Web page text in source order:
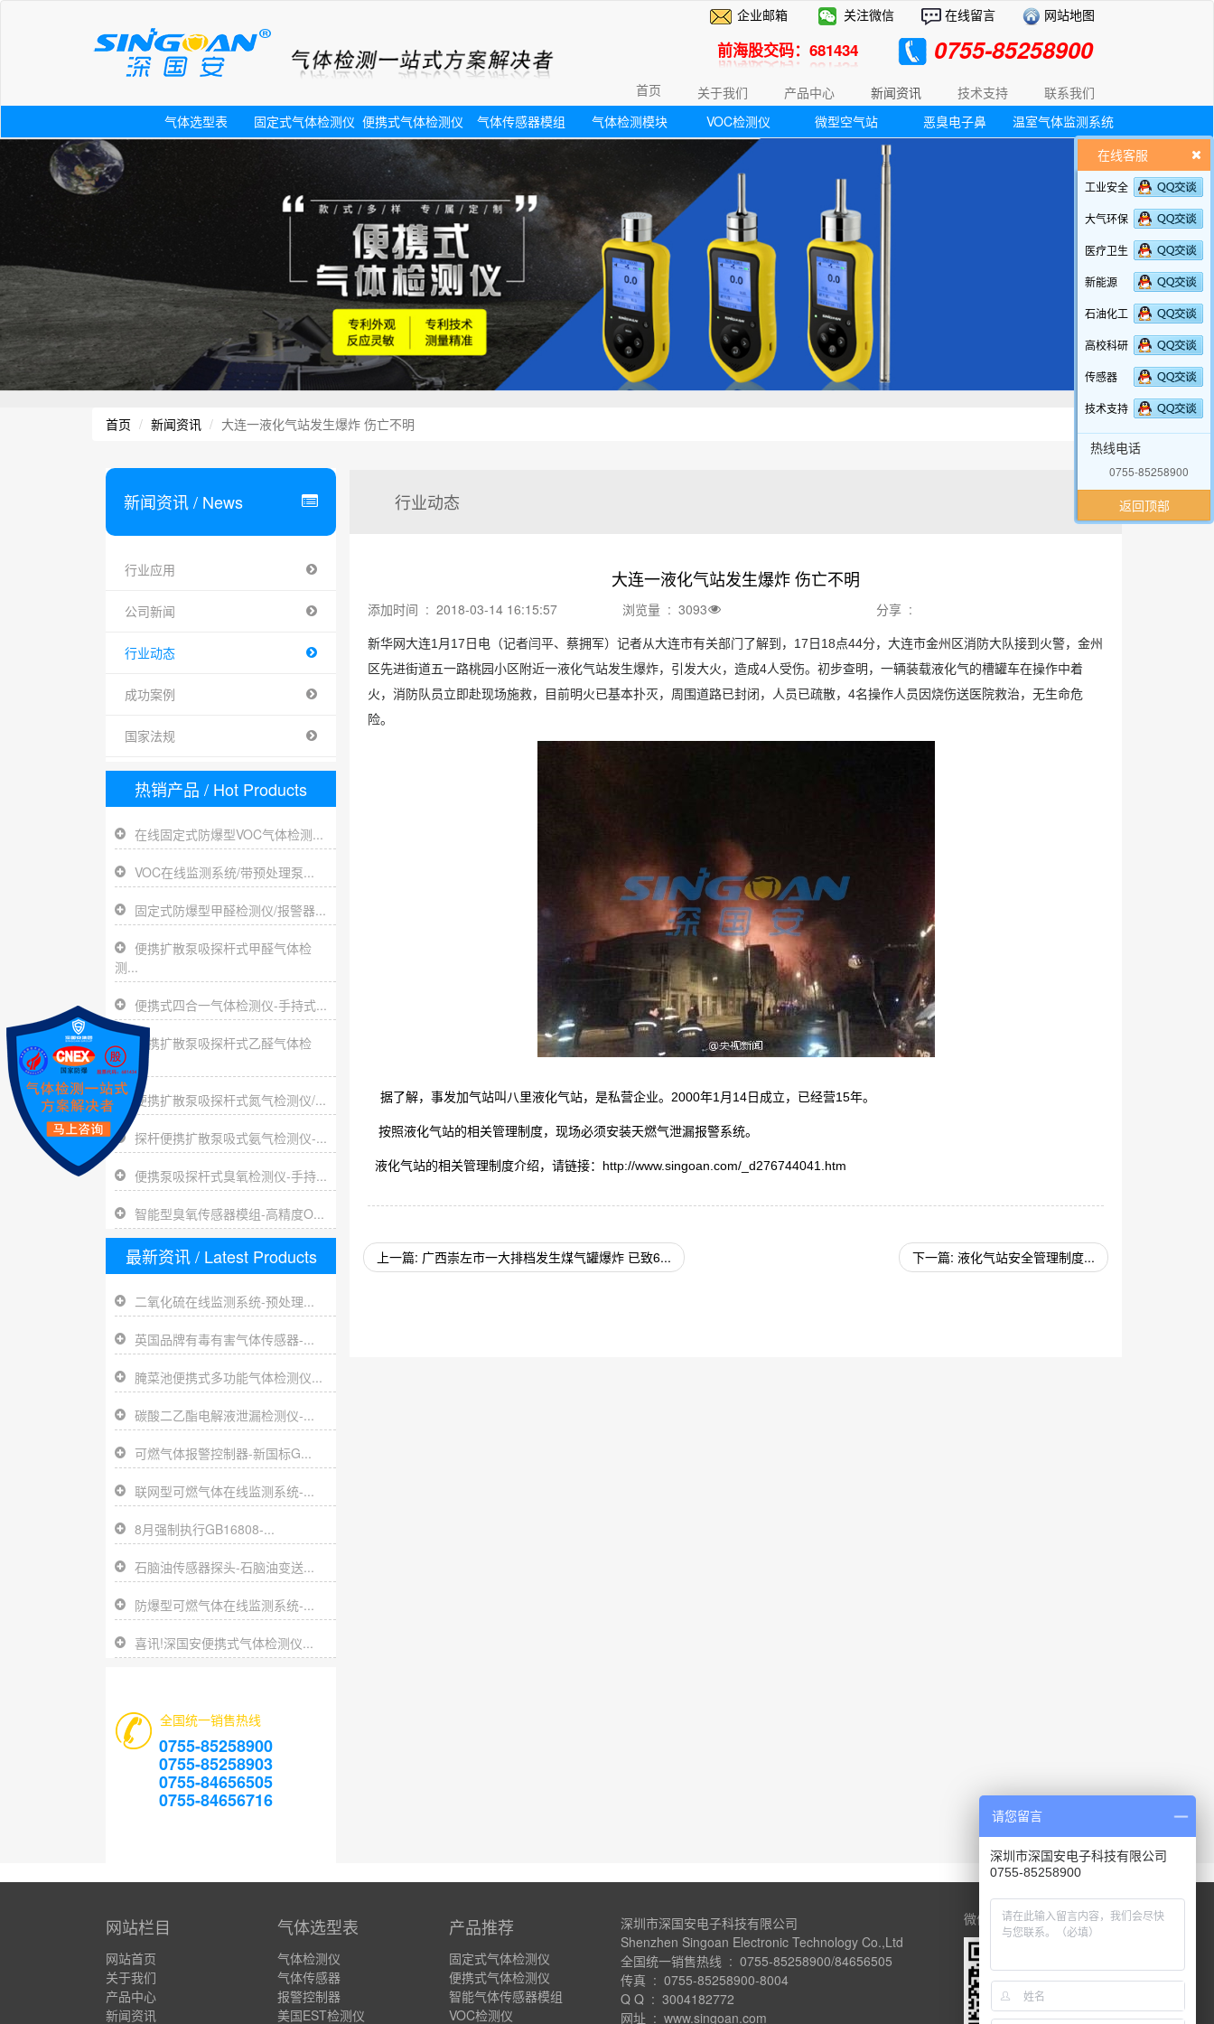
企业邮箱 关注微信 在线留言 网站地图
前海股交码：681434 0755-85258900
首页 关于我们 产品中心 新闻资讯 技术支持
联系我们
气体选型表
固定式气体检测仪 便携式气体检测仪 气体传感器模组 气体检测模块 VOC检测仪 微型空气站 恶臭电子鼻 温室气体监测系统
首页 新闻资讯 大连一液化气站发生爆炸 伤亡不明
新闻资讯/ News
行业应用
公司新闻
行业动态
成功案例
国家法规
热销产品 / Hot Products
在线固定式防爆型VOC气体检测...
VOC在线监测系统/带预处理泵...
固定式防爆型甲醛检测仪/报警器...
便携扩散泵吸探杆式甲醛气体检
测...
便携式四合一气体检测仪-手持式...
便携扩散泵吸探杆式乙醛气体检
测...
便携扩散泵吸探杆式氮气检测仪/...
探杆便携扩散泵吸式氨气检测仪-...
便携泵吸探杆式臭氧检测仪-手持...
智能型臭氧传感器模组-高精度O...
最新资讯/ Latest Products
二氧化硫在线监测系统-预处理...
英国品牌有毒有害气体传感器-...
腌菜池便携式多功能气体检测仪...
碳酸二乙酯电解液泄漏检测仪-...
可燃气体报警控制器-新国标G...
联网型可燃气体在线监测系统-...
8月强制执行GB16808-...
石脑油传感器探头-石脑油变送...
防爆型可燃气体在线监测系统-...
喜讯!深国安便携式气体检测仪...
全国统一销售热线
0755-85258900
0755-85258903
0755-84656505
0755-84656716
行业动态
大连一液化气站发生爆炸 伤亡不明
添加时间 : 2018-03-14 16:15:57 浏览量 : 3093 分享 :
新华网大连1月17日电（记者闫平、蔡拥军）记者从大连市有关部门了解到，17日18点44分，大连市金州区消防大队接到火警，金州
区先进街道五一路桃园小区附近一液化气站发生爆炸，引发大火，造成4人受伤。初步查明，一辆装载液化气的槽罐车在操作中着
火，消防队员立即赴现场施救，目前明火已基本扑灭，周围道路已封闭，人员已疏散，4名操作人员因烧伤送医院救治，无生命危
险。
据了解，事发加气站叫八里液化气站，是私营企业。2000年1月14日成立，已经营15年。
按照液化气站的相关管理制度，现场必须安装天燃气泄漏报警系统。
液化气站的相关管理制度介绍，请链接： http://www.singoan.com/_d276744041.htm
上一篇: 广西崇左市一大排档发生煤气罐爆炸 已致6... 下一篇: 液化气站安全管理制度...
在线客服
工业安全
大气环保
医疗卫生
新能源
石油化工
高校科研
传感器
技术支持
热线电话
0755-85258900
返回顶部
网站栏目
网站首页
关于我们
产品中心
新闻资讯
气体选型表
气体检测仪
气体传感器
报警控制器
美国EST检测仪
产品推荐
固定式气体检测仪
便携式气体检测仪
智能气体传感器模组
VOC检测仪
深圳市深国安电子科技有限公司
Shenzhen Singoan Electronic Technology Co.,Ltd
全国统一销售热线 : 0755-85258900/84656505
传真 : 0755-85258900-8004
Q Q : 3004182772
网址 : www.singoan.com
微信公众号
请您留言
深圳市深国安电子科技有限公司
0755-85258900